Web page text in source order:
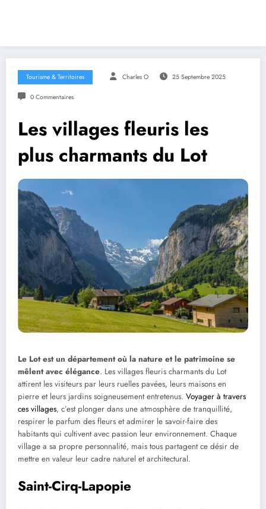
Tourisme & Territoires Charles O 25 Septembre 2025
0 Commentaires
Les villages fleuris les
plus charmants du Lot
Le Lot est un département où la nature et le patrimoine se
mêlent avec élégance. Les villages fleuris charmants du Lot
attirent les visiteurs par leurs ruelles pavées, leurs maisons en
pierre et leurs jardins soigneusement entretenus. Voyager à travers
ces villages, c’est plonger dans une atmosphère de tranquillité,
respirer le parfum des fleurs et admirer le savoir-faire des
habitants qui cultivent avec passion leur environnement. Chaque
village a sa propre personnalité, mais tous partagent ce désir de
mettre en valeur leur cadre naturel et architectural.
Saint-Cirq-Lapopie